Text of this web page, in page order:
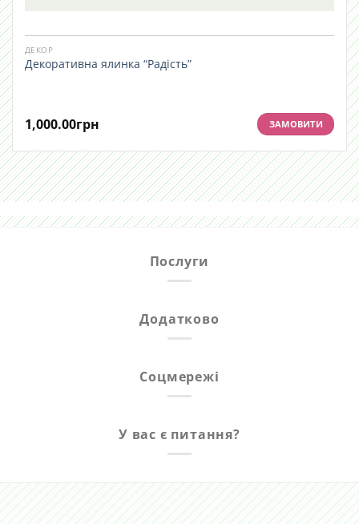
ДЕКОР
Декоративна ялинка “Радість”
1,000.00грн ЗАМОВИТИ
Послуги
Додатково
Соцмережі
У вас є питання?